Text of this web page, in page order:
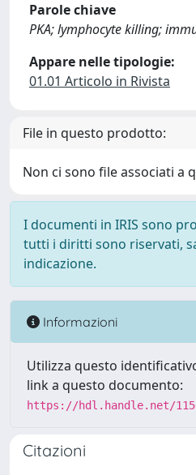
Parole chiave
PKA; lymphocyte killing;
Appare nelle tipologie:
01.01 Articolo in Rivista
File in questo prodotto:
Non ci sono file associati a
I documenti in IRIS sono
tutti i diritti sono riservati,
indicazione.
Informazioni
Utilizza questo
link a questo documento:
https://hdl.handle.net/
Citazioni